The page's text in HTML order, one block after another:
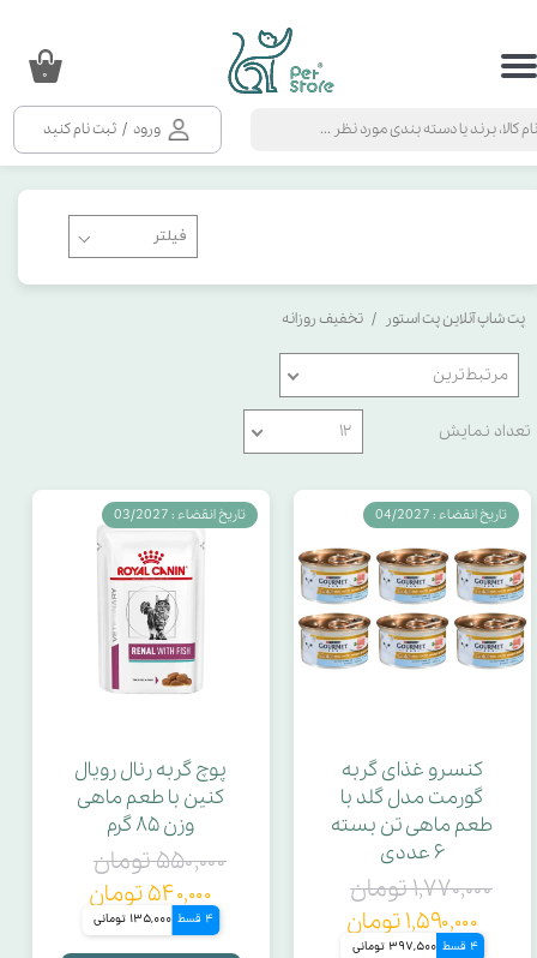
ورود / ثبت نام کنید
حساب کاربری من
سفارشات
۰
پت شاپ آنلاین پت استور تخفیف روزانه
مرتبط‌ترین
تعداد نمایش ۱۲
کنسرو غذای گربه
گورمت مدل گلد با
طعم ماهی تن بسته
۶ عددی
۱,۷۷۰,۰۰۰ تومان
۱,۵۹۰,۰۰۰ تومان
4 قسط 397,500 تومانی
تاریخ انقضاء : 04/2027
پوچ گربه رنال رویال
کنین با طعم ماهی
وزن ۸۵ گرم
۵۵۰,۰۰۰ تومان
۵۴۰,۰۰۰ تومان
4 قسط 135,000 تومانی
تاریخ انقضاء : 03/2027